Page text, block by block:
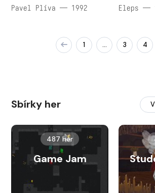
Pavel Plíva — 1992 Eleps —
1 … 3 4
Sbírky her
487 her
Game Jam